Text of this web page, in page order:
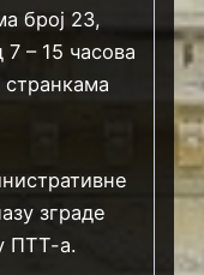
број 23,
– 15 часова
странкама
зграде
ПТТ-а.